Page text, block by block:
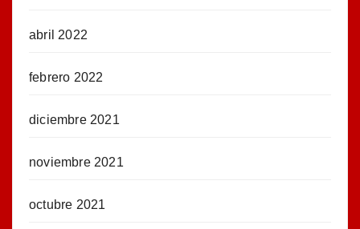
abril 2022
febrero 2022
diciembre 2021
noviembre 2021
octubre 2021